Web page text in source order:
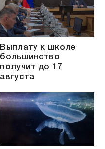
Выплату к школе
большинство
получит до 17
августа